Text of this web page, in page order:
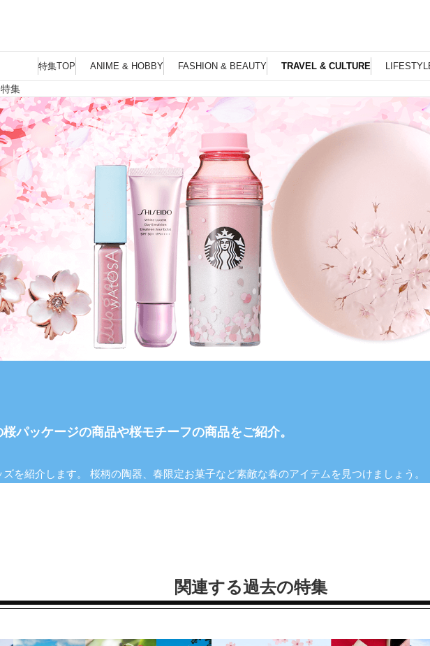
特集TOP ANIME & HOBBY FASHION & BEAUTY TRAVEL & CULTURE
集
パッケージの商品や桜モチーフの商品をご紹介。
を紹介します。 桜柄の陶器、春限定お菓子など素敵な春のアイテムを見つけましょう。
関連する過去の特集